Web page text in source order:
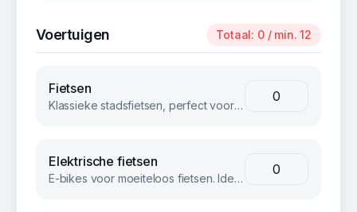
Voertuigen Totaal: 0/ min. 12
Fietsen
Klassieke stadsfietsen, perfect voor groepsuitjes en bedrijfsevents. Betrouwbaar en comfortabel voor iedereen.
Elektrische fietsen
E-bikes voor moeiteloos fietsen. Ideaal voor langere afstanden of heuvelachtig terrein.